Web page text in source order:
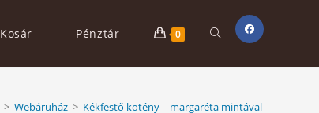
Kosár Pénztár 0 Toggle
website
> Webáruház > Kékfestő kötény – margaréta mintával